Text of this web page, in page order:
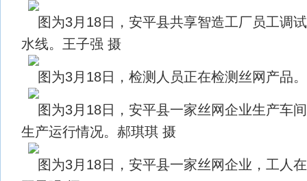
图为3月18日，安平县共享智造工厂员工调
水线。王子强 摄
图为3月18日，检测人员正在检测丝网产品
图为3月18日，安平县一家丝网企业生产车
生产运行情况。郝琪琪 摄
图为3月18日，安平县一家丝网企业，工人